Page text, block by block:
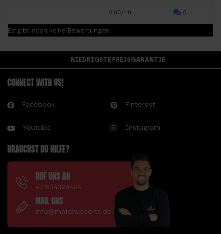
0.00/ 10 0
Es gibt noch keine Bewertungen.
NIEDRIGSTE PREISGARANTIE
CONNECT WITH US!
Facebook Pinterest
Youtube Instagram
BRAUCHST DU HILFE?
RUF UNS AN
+31534328424
MAIL UNS
info@matchusports.de